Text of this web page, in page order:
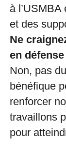
à
et des
Ne
en
Non, pas
bénéfique
renforcer
travaillons
pour